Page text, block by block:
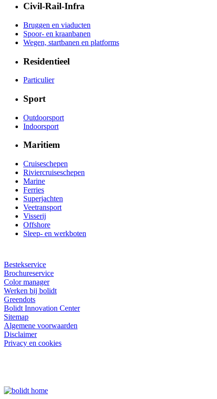
Civil-Rail-Infra
Bruggen en viaducten
Spoor- en kraanbanen
Wegen, startbanen en platforms
Residentieel
Particulier
Sport
Outdoorsport
Indoorsport
Maritiem
Cruiseschepen
Riviercruiseschepen
Marine
Ferries
Superjachten
Veetransport
Visserij
Offshore
Sleep- en werkboten
Bestekservice
Brochureservice
Color manager
Werken bij bolidt
Greendots
Bolidt Innovation Center
Sitemap
Algemene voorwaarden
Disclaimer
Privacy en cookies